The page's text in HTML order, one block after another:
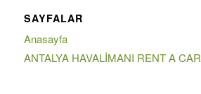
SAYFALAR
Anasayfa
ANTALYA HAVALİMANI RENT A CAR